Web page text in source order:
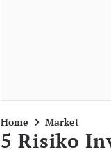
Home Market
5 Risiko